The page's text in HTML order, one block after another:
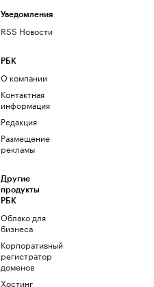
Уведомления
RSS Новости
РБК
О компании
Контактная
информация
Редакция
Размещение
рекламы
Другие
продукты
РБК
Облако для
бизнеса
Корпоративный
регистратор
доменов
Хостинг